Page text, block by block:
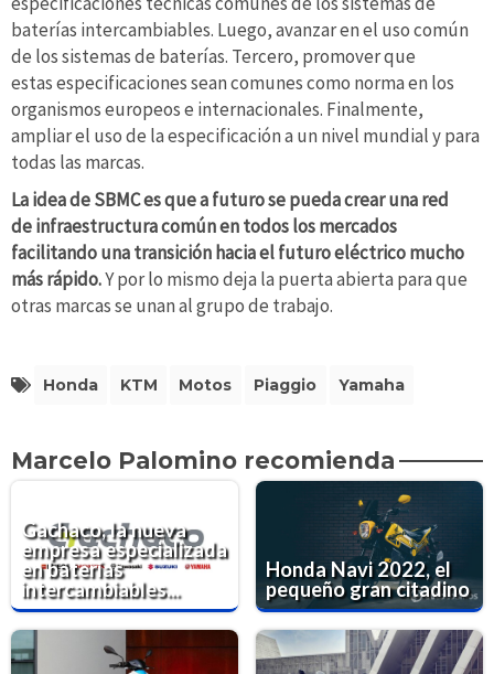
baterías intercambiables. Luego, avanzar en el uso común
de los sistemas de baterías. Tercero, promover que
estas especificaciones sean comunes como norma en los
organismos europeos e internacionales. Finalmente,
ampliar el uso de la especificación a un nivel mundial y para
todas las marcas.
La idea de SBMC es que a futuro se pueda crear una red
de infraestructura común en todos los mercados
facilitando una transición hacia el futuro eléctrico mucho
más rápido.Y por lo mismo deja la puerta abierta para que
otras marcas se unan al grupo de trabajo.
Honda KTM Motos Piaggio Yamaha
Marcelo Palomino recomienda
Gachaco, la nueva
empresa especializada
en baterías
intercambiables...
Honda Navi 2022, el
pequeño gran citadino